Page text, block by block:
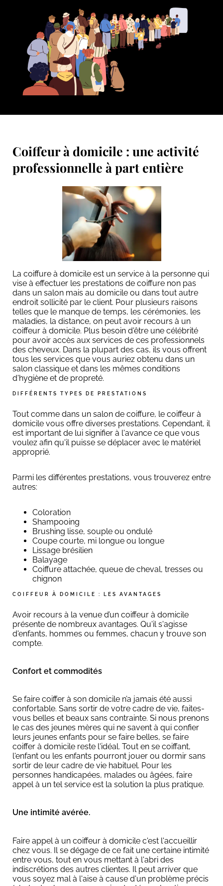
Coiffeur à domicile : une activité
professionnelle à part entière
La coiffure à domicile est un service à la personne qui
vise à effectuer les prestations de coiffure non pas
dans un salon mais au domicile ou dans tout autre
endroit sollicité par le client. Pour plusieurs raisons
telles que le manque de temps, les cérémonies, les
maladies, la distance, on peut avoir recours à un
coiffeur à domicile. Plus besoin d'être une célébrité
pour avoir accès aux services de ces professionnels
des cheveux. Dans la plupart des cas, ils vous offrent
tous les services que vous auriez obtenu dans un
salon classique et dans les mêmes conditions
d'hygiène et de propreté.
DIFFÉRENTS TYPES DE PRESTATIONS
Tout comme dans un salon de coiffure, le coiffeur à
domicile vous offre diverses prestations. Cependant, il
est important de lui signifier à l'avance ce que vous
voulez afin qu'il puisse se déplacer avec le matériel
approprié.
Parmi les différentes prestations, vous trouverez entre
autres:
Coloration
Shampooing
Brushing lisse, souple ou ondulé
Coupe courte, mi longue ou longue
Lissage brésilien
Balayage
Coiffure attachée, queue de cheval, tresses ou
chignon
COIFFEUR À DOMICILE : LES AVANTAGES
Avoir recours à la venue d’un coiffeur à domicile
présente de nombreux avantages. Qu'il s'agisse
d'enfants, hommes ou femmes, chacun y trouve son
compte.
Confort et commodités
Se faire coiffer à son domicile n’a jamais été aussi
confortable. Sans sortir de votre cadre de vie, faites-
vous belles et beaux sans contrainte. Si nous prenons
le cas des jeunes mères qui ne savent à qui confier
leurs jeunes enfants pour se faire belles, se faire
coiffer à domicile reste l'idéal. Tout en se coiffant,
l'enfant ou les enfants pourront jouer ou dormir sans
sortir de leur cadre de vie habituel. Pour les
personnes handicapées, malades ou âgées, faire
appel à un tel service est la solution la plus pratique.
Une intimité avérée.
Faire appel à un coiffeur à domicile c'est l'accueillir
chez vous. Il se dégage de ce fait une certaine intimité
entre vous, tout en vous mettant à l'abri des
indiscrétions des autres clientes. Il peut arriver que
vous soyez mal à l'aise à cause d'un problème précis